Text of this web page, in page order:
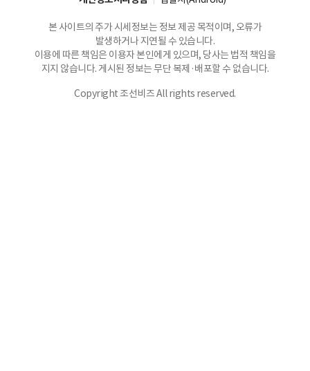
본 사이트의 주가 시세정보는 정보 제공 목적이며, 오류가
발생하거나 지연될 수 있습니다.
이용에 따른 책임은 이용자 본인에게 있으며, 당사는 법적 책임을
지지 않습니다. 게시된 정보는 무단 복제·배포할 수 없습니다.
Copyright 조선비즈 All rights reserved.